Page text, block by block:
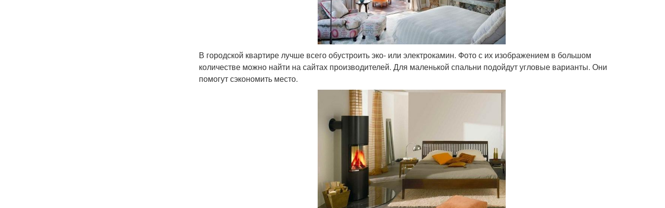
В городской квартире лучше всего обустроить эко- или электрокамин. Фото с их изображением в большом
количестве можно найти на сайтах производителей. Для маленькой спальни подойдут угловые варианты. Они
помогут сэкономить место.